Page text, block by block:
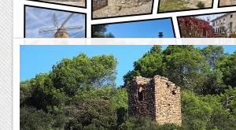
Ses Alqueries y Puig de Son Seguí